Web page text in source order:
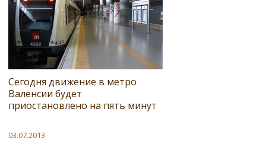
Сегодня движение в метро
Валенсии будет
приостановлено на пять минут
03.07.2013